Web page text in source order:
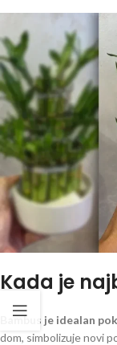
Kada je
Bambus je idealan
dom, simbolizuje novi